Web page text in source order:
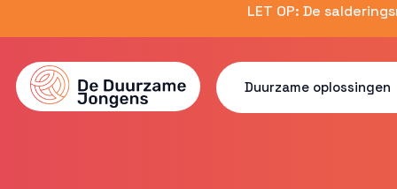
content
LET OP: De
Duurzame oplossingen